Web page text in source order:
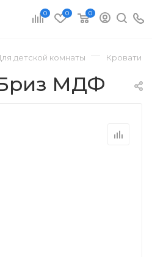
0 0 0
детской комнаты — Кровати
Бриз МДФ